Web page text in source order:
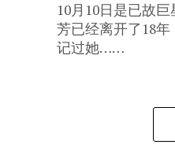
10月10日是已故
芳已经离开了18
记过她……